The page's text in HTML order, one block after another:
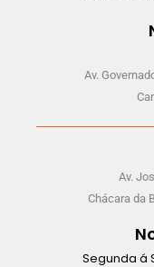
Av.
Av.
Chácara da
Segunda á